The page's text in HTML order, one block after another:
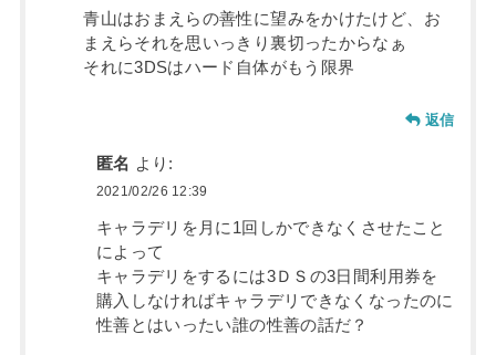
青山はおまえらの善性に望みをかけたけど、お
まえらそれを思いっきり裏切ったからなぁ
それに3DSはハード自体がもう限界
返信
匿名 より:
2021/02/26 12:39
キャラデリを月に1回しかできなくさせたこと
によって
キャラデリをするには3ＤＳの3日間利用券を
購入しなければキャラデリできなくなったのに
性善とはいったい誰の性善の話だ？